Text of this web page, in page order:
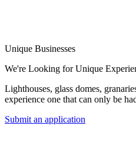
Unique Businesses
We're Looking for Unique
Lighthouses, glass domes,
experience one that can only be
Submit an application